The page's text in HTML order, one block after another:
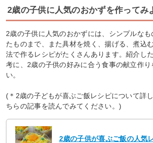
2歳の子供に人気のおかずを作ってみ
2歳の子供に人気のおかずには、シンプルな
たものまで、また具材を焼く、揚げる、煮込
法で作るレシピがたくさんあります。紹介し
考に、2歳の子供の好みに合う食事の献立作り
い。
(＊2歳の子どもが喜ぶご飯レシピについて詳
ちらの記事を読んでみてください。)
2歳の子供が喜ぶご飯の人気